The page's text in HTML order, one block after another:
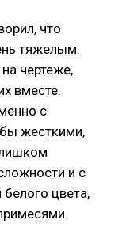
что
тяжелым.
чертеже,
вместе.
с
жесткими,
и с
цвета,